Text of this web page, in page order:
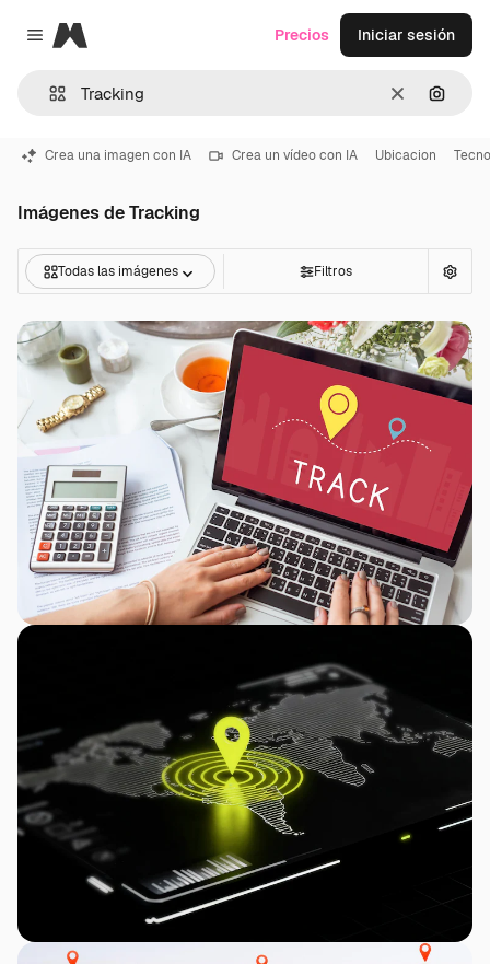
Close menu
Magnific
Borrar
Precios Iniciar sesión
Crea una imagen con IA Crea un vídeo con IA Ubicacion
Imágenes de Tracking
Todas las imágenes Filtros